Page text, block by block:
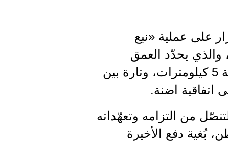
على عملية «نبع
والذي يحدّد العمق
المسموح به لمواجهة التهديد القومي عبر التدخل لمسافة 5 كيلومترات، وتارة بين
اتفاقية اضنة.
من التزامه وتعهّداته
بُغية دفع الأخيرة